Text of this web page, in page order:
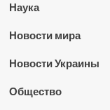
Наука
Новости мира
Новости Украины
Общество